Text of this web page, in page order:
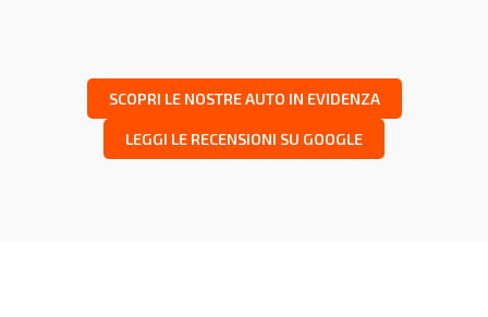
SCOPRI LE NOSTRE AUTO IN EVIDENZA
LEGGI LE RECENSIONI SU GOOGLE